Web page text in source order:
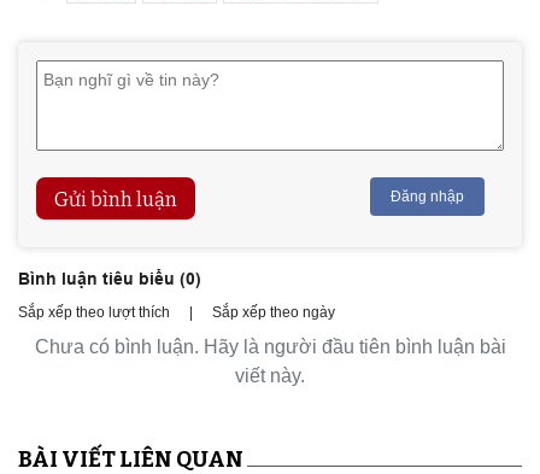
Gửi bình luận Đăng nhập
Bình luận tiêu biểu (0)
Sắp xếp theo lượt thích | Sắp xếp theo ngày
Chưa có bình luận. Hãy là người đầu tiên bình luận bài
viết này.
BÀI VIẾT LIÊN QUAN